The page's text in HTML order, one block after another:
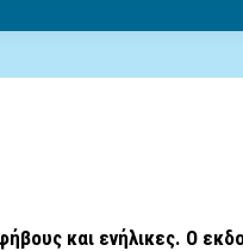
και ενήλικες. Ο